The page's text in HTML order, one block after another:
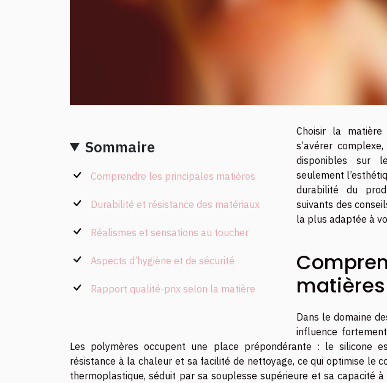
Sommaire
Comprendre les principales matières
Durabilité et résistance des matériaux
Réalismes et sensations au toucher
Aspects d’hygiène et de sécurité
Rapport qualité-prix selon la matière
Choisir la
s’avérer
disponibles sur
seulement
durabilité du
suivants des
la plus adaptée à
matières
Dans le domaine
influence
Les polymères occupent une place prépondérante : le silicone
résistance à la chaleur et sa facilité de nettoyage, ce qui optimise le
thermoplastique, séduit par sa souplesse supérieure et sa capacité